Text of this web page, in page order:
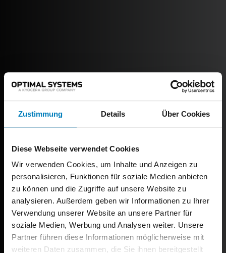
Zustimmung Details Über Cookies
Diese Webseite verwendet Cookies
Wir verwenden Cookies, um Inhalte und Anzeigen zu
personalisieren, Funktionen für soziale Medien anbieten
zu können und die Zugriffe auf unsere Website zu
analysieren. Außerdem geben wir Informationen zu Ihrer
Verwendung unserer Website an unsere Partner für
soziale Medien, Werbung und Analysen weiter. Unsere
Partner führen diese Informationen möglicherweise mit
weiteren Daten zusammen, die Sie ihnen bereitgestellt